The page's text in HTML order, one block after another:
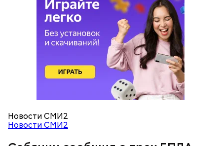
Новости СМИ2
Новости СМИ2
В тот же день временно исполняющий
обязанности губернатора Белгородской области
Александр Шуваев сообщил, что Белгород снова
подвергся массированной атаке украинских
беспилотников,пострадали 13 человек, включая
двоих детей. Он уточнил, что четырехлетнего
мальчика с осколочными ранениями грудной
клетки доставили в детскую областную
клиническую больницу. На месте оказали помощь